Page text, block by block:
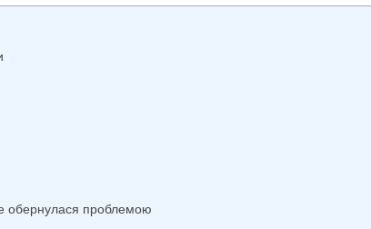
обернулася проблемою